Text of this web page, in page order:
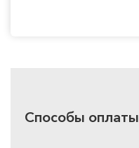
Способы оплаты